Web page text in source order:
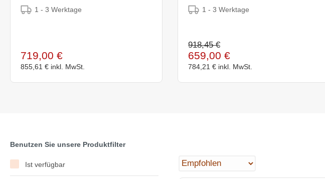
1 - 3 Werktage
719,00 €
855,61 € inkl. MwSt.
1 - 3 Werktage
918,45 €
659,00 €
784,21 € inkl. MwSt.
Benutzen Sie unsere Produktfilter
Ist verfügbar